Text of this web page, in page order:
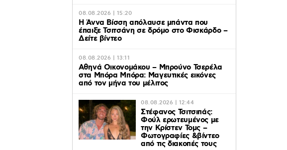
08.08.2026 | 15:20
Η Άννα Βίσση απόλαυσε μπάντα που
έπαιξε Τσιτσάνη σε δρόμο στο Φισκάρδο –
Δείτε βίντεο
08.08.2026 | 13:11
Αθηνά Οικονομάκου – Μπρούνο Τσερέλα
στα Μπόρα Μπόρα: Mαγευτικές εικόνες
από τον μήνα του μέλιτος
08.08.2026 | 12:44
Στέφανος Τσιτσιπάς:
Φούλ ερωτευμένος με
την Κρίστεν Τομς –
Φωτογραφίες &βίντεο
από τις διακοπές τους